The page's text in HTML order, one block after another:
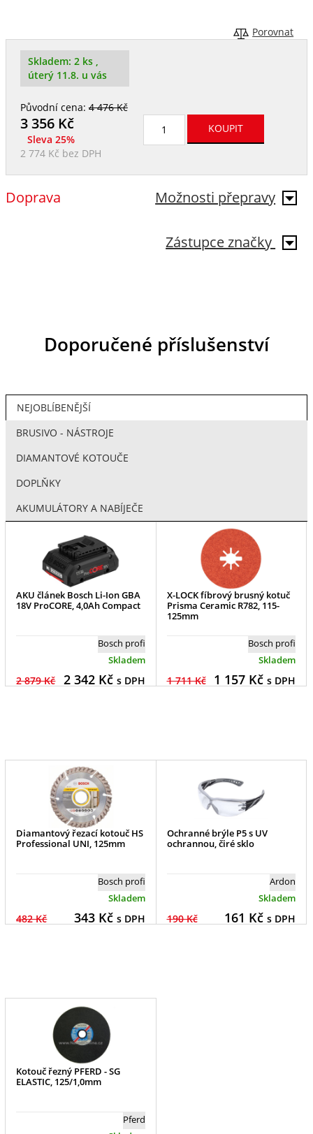
Porovnat
Skladem: 2 ks ,
úterý 11.8. u vás
Původní cena:4 476 Kč
3 356Kč
Sleva 25%
2 774 Kč bez DPH
Možnosti přepravy
Doprava
Zástupce značky
Doporučené příslušenství
NEJOBLÍBENĚJŠÍ
BRUSIVO - NÁSTROJE
DIAMANTOVÉ KOTOUČE
DOPLŇKY
AKUMULÁTORY A NABÍJEČE
AKU článek Bosch Li-Ion GBA
18V ProCORE, 4,0Ah Compact
Bosch profi
Skladem
2 879 Kč 2 342Kč s DPH
X-LOCK fíbrový brusný kotuč
Prisma Ceramic R782, 115-
125mm
Bosch profi
Skladem
1 711 Kč 1 157Kč s DPH
Diamantový řezací kotouč HS
Professional UNI, 125mm
Bosch profi
Skladem
482 Kč 343Kč s DPH
Ochranné brýle P5 s UV
ochrannou, čiré sklo
Ardon
Skladem
190 Kč 161 Kč s DPH
Kotouč řezný PFERD - SG
ELASTIC, 125/1,0mm
Pferd